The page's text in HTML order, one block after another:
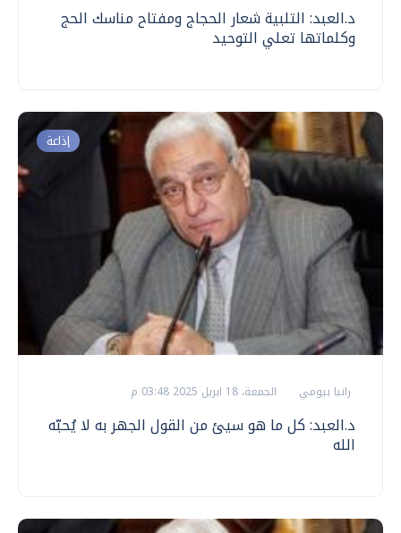
د.العبد: التلبية شعار الحجاج ومفتاح مناسك الحج
وكلماتها تعلي التوحيد
إذاعة
رانيا بيومي الجمعة، 18 ابريل 2025 03:48 م
د.العبد: كل ما هو سيئ من القول الجهر به لا يُحبّه
الله